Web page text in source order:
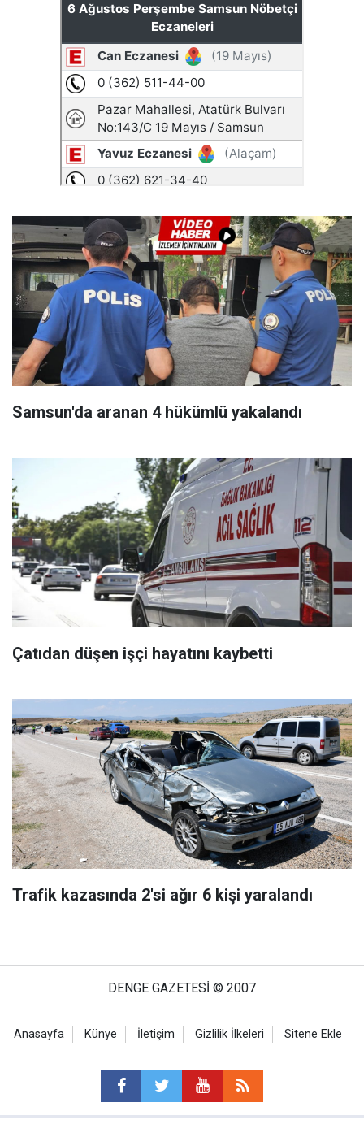
Samsun'da aranan 4 hükümlü yakalandı
Çatıdan düşen işçi hayatını kaybetti
Trafik kazasında 2'si ağır 6 kişi yaralandı
DENGE GAZETESİ © 2007
Anasayfa Künye İletişim Gizlilik İlkeleri Sitene Ekle